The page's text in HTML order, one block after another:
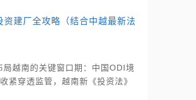
资建厂全攻略（结合中越最新法
越南的关键窗口期：中国ODI境
紧穿透监管，越南新《投资法》